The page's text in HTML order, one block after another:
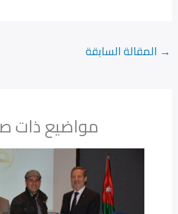
→ المقالة السابقة
مواضيع ذات